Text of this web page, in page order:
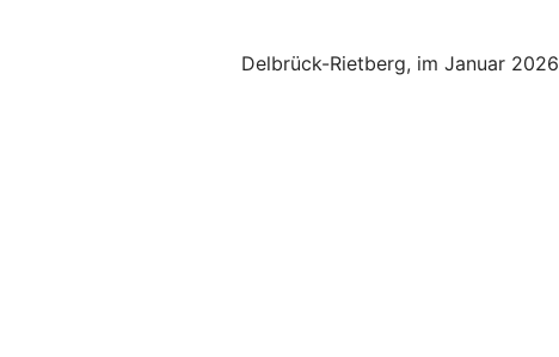
Delbrück-Rietberg, im Januar 2026